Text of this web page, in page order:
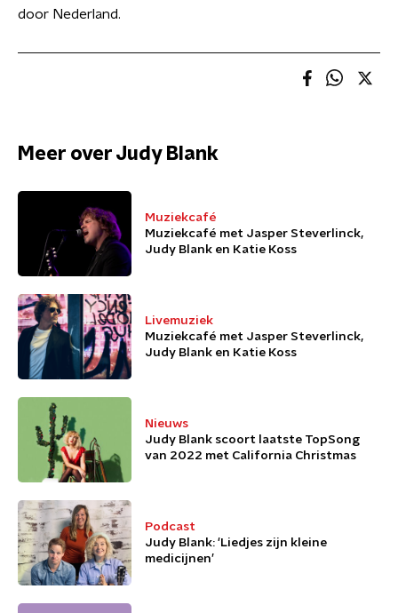
door Nederland.
Meer over Judy Blank
Muziekcafé
Muziekcafé met Jasper Steverlinck,
Judy Blank en Katie Koss
Livemuziek
Muziekcafé met Jasper Steverlinck,
Judy Blank en Katie Koss
Nieuws
Judy Blank scoort laatste TopSong
van 2022 met California Christmas
Podcast
Judy Blank: 'Liedjes zijn kleine
medicijnen’